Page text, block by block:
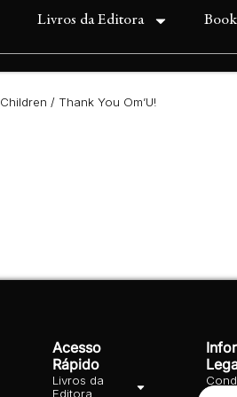
Livros da Editora
Children / Thank You Om’U!
Acesso
Rápido
Livros da
Editora